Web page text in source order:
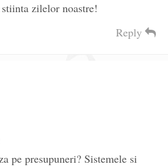
zilelor noastre!
Reply
pe presupuneri? Sistemele si